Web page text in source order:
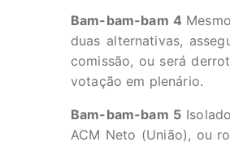
Bam-bam-bam 4
duas alternativas,
comissão, ou será
votação em plenário.
Bam-bam-bam 5
ACM Neto (União), ou